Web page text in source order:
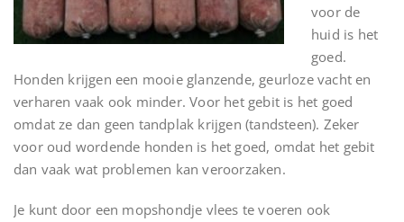
voor de
huid is het
goed.
Honden krijgen een mooie glanzende, geurloze vacht en
verharen vaak ook minder. Voor het gebit is het goed
omdat ze dan geen tandplak krijgen (tandsteen). Zeker
voor oud wordende honden is het goed, omdat het gebit
dan vaak wat problemen kan veroorzaken.
Je kunt door een mopshondje vlees te voeren ook